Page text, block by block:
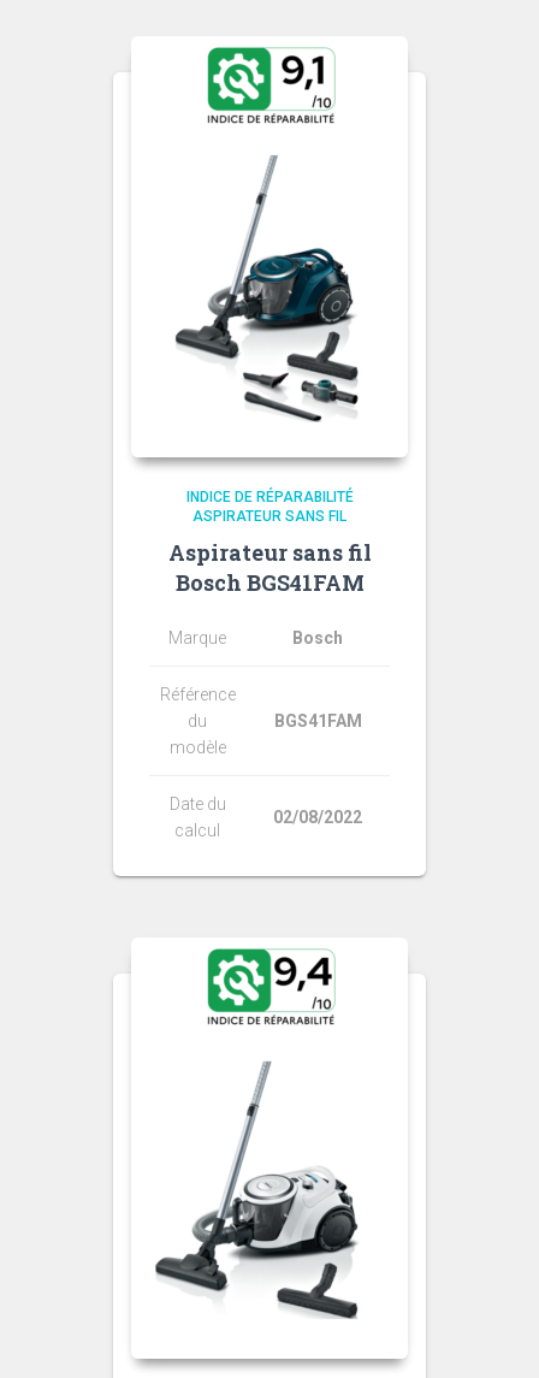
INDICE DE RÉPARABILITÉ
ASPIRATEUR SANS FIL
Aspirateur sans fil
Bosch BGS41FAM
Marque Bosch
Référence
du
modèle
BGS41FAM
Date du
calcul
02/08/2022